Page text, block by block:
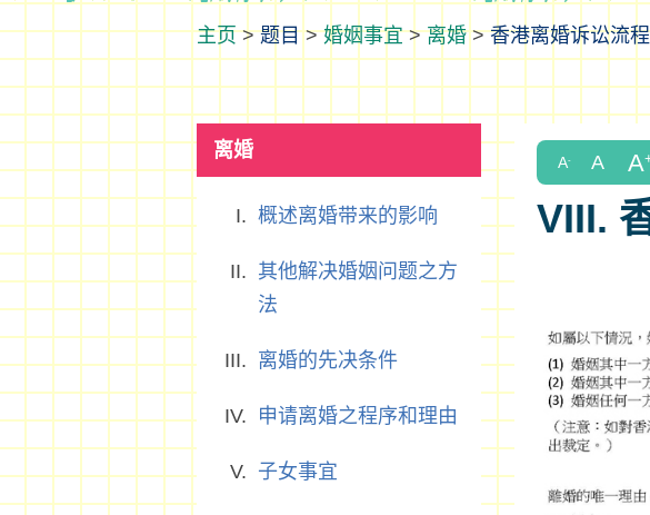
>题目>婚姻事宜>离婚>香港离婚诉讼流
VIII.
离婚
概述离婚带来的影响
其他解决婚姻问题之方
法
离婚的先决条件
申请离婚之程序和理由
子女事宜